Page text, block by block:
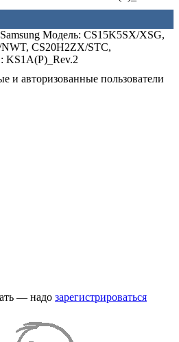
Модель: CS15K5SX/XSG,
CS20H2ZX/STC,
и авторизованные пользователи
— надо зарегистрироваться